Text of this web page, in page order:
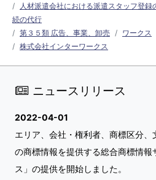
人材派遣会社における派遣スタッフ登
続の代行
第３５類 広告、事業、卸売
ワークス
株式会社インターワークス
ニュースリリース
2022-04-01
エリア、会社・権利者、商標区分
の商標情報を提供する総合商標情報
ス」の提供を開始しました。